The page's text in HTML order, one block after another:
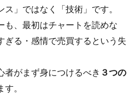
」ではなく「技術」です。
も、最初はチャートを読めな
ぎる・感情で売買するという失
者がまず身につけるべき ３つの
。